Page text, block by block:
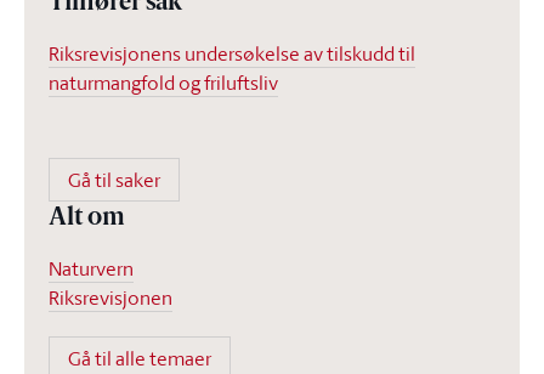
Riksrevisjonens undersøkelse av tilskudd til
naturmangfold og friluftsliv
Gå til saker
Alt om
Naturvern
Riksrevisjonen
Gå til alle temaer